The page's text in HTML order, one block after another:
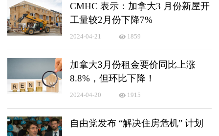
CMHC 表示：加拿大3 月份新屋开
工量较2月份下降7%
2024-04-21 1859
加拿大3月份租金要价同比上涨
8.8%，但环比下降！
2024-04-20 1915
自由党发布 “解决住房危机” 计划